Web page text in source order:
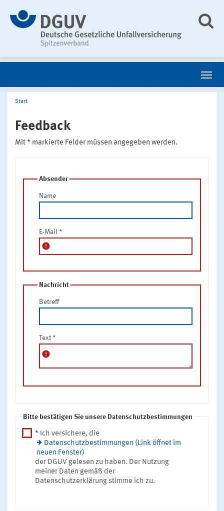
Start
Feedback
Mit * markierte Felder müssen angegeben werden.
Absender
Name
E-Mail *
error
Nachricht
Betreff
Text *
error
Bitte bestätigen Sie unsere Datenschutzbestimmungen
* Ich versichere, die
Datenschutzbestimmungen (Link öffnet im
neuen Fenster)
der DGUV gelesen zu haben. Der Nutzung
meiner Daten gemäß der
Datenschutzerklärung stimme ich zu.